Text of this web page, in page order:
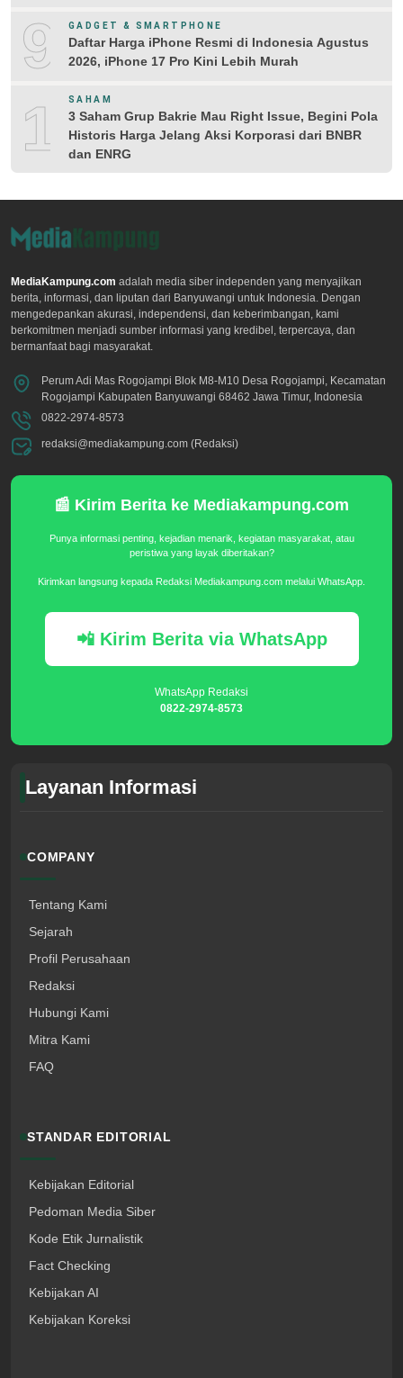
9 GADGET & SMARTPHONE
Daftar Harga iPhone Resmi di Indonesia Agustus
2026, iPhone 17 Pro Kini Lebih Murah
10
SAHAM
3 Saham Grup Bakrie Mau Right Issue, Begini Pola
Historis Harga Jelang Aksi Korporasi dari BNBR
dan ENRG
MediaKampung.com adalah media siber independen yang menyajikan
berita, informasi, dan liputan dari Banyuwangi untuk Indonesia. Dengan
mengedepankan akurasi, independensi, dan keberimbangan, kami
berkomitmen menjadi sumber informasi yang kredibel, terpercaya, dan
bermanfaat bagi masyarakat.
Perum Adi Mas Rogojampi Blok M8-M10 Desa Rogojampi, Kecamatan
Rogojampi Kabupaten Banyuwangi 68462 Jawa Timur, Indonesia
0822-2974-8573
redaksi@mediakampung.com (Redaksi)
📰 Kirim Berita ke Mediakampung.com
Punya informasi penting, kejadian menarik, kegiatan masyarakat, atau
peristiwa yang layak diberitakan?
Kirimkan langsung kepada Redaksi Mediakampung.com melalui WhatsApp.
📲 Kirim Berita via WhatsApp
WhatsApp Redaksi
0822-2974-8573
Layanan Informasi
COMPANY
Tentang Kami
Sejarah
Profil Perusahaan
Redaksi
Hubungi Kami
Mitra Kami
FAQ
STANDAR EDITORIAL
Kebijakan Editorial
Pedoman Media Siber
Kode Etik Jurnalistik
Fact Checking
Kebijakan AI
Kebijakan Koreksi